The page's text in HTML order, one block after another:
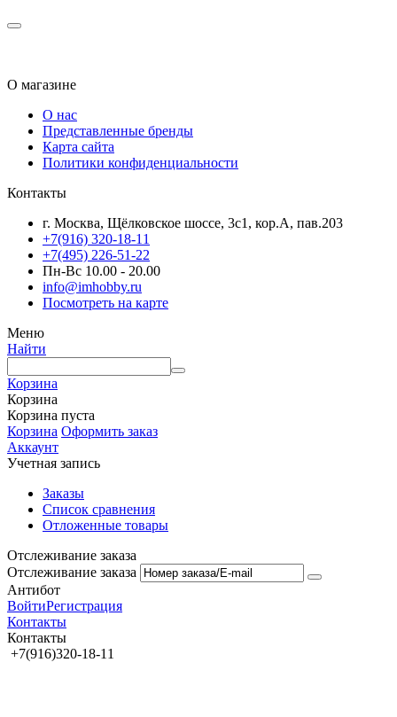
О магазине
О нас
Представленные бренды
Карта сайта
Политики конфиденциальности
Контакты
г. Москва, Щёлковское шоссе, 3с1, кор.А, пав.203
+7(916) 320-18-11
+7(495) 226-51-22
Пн-Вс 10.00 - 20.00
info@imhobby.ru
Посмотреть на карте
Меню
Найти
Корзина
Корзина
Корзина пуста
Корзина Оформить заказ
Аккаунт
Учетная запись
Заказы
Список сравнения
Отложенные товары
Отслеживание заказа
Отслеживание заказа
Антибот
ВойтиРегистрация
Контакты
Контакты
+7(916)320-18-11